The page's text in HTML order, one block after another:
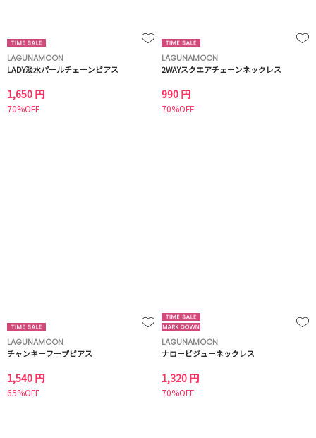
LAGUNAMOON
LADY淡水パールチェーンピアス
1,650 円
70%OFF
LAGUNAMOON
2WAYスクエアチェーンネックレス
990 円
70%OFF
LAGUNAMOON
チャンキーフープピアス
1,540 円
65%OFF
LAGUNAMOON
ナロービジューネックレス
1,320 円
70%OFF